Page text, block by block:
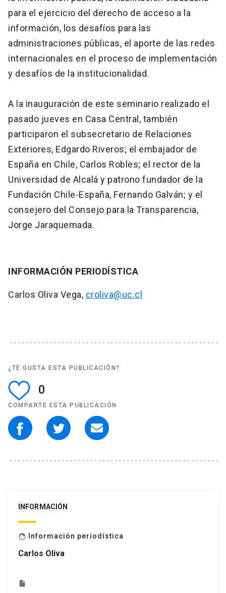
para el ejercicio del derecho de acceso a la
información, los desafíos para las
administraciones públicas, el aporte de las redes
internacionales en el proceso de implementación
y desafíos de la institucionalidad.
A la inauguración de este seminario realizado el
pasado jueves en Casa Central, también
participaron el subsecretario de Relaciones
Exteriores, Edgardo Riveros; el embajador de
España en Chile, Carlos Robles; el rector de la
Universidad de Alcalá y patrono fundador de la
Fundación Chile-España, Fernando Galván; y el
consejero del Consejo para la Transparencia,
Jorge Jaraquemada.
INFORMACIÓN PERIODÍSTICA
Carlos Oliva Vega, croliva@uc.cl
¿TE GUSTA ESTA PUBLICACIÓN?
0
COMPARTE ESTA PUBLICACIÓN
INFORMACIÓN
face Información periodística
Carlos Oliva
insert_drive_file